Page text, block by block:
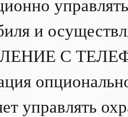
и
С
управлять